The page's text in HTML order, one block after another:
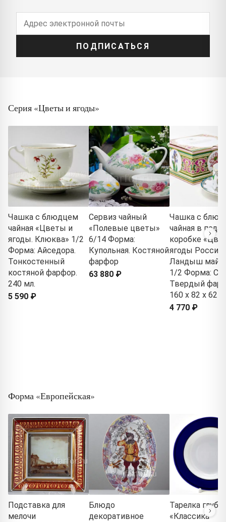
ПОДПИСАТЬСЯ
Серия «Цветы и ягоды»
Чашка с блюдцем
чайная «Цветы и
ягоды. Клюква» 1/2
Форма: Айседора.
Тонкостенный
костяной фарфор.
240 мл.
5 590 ₽
Сервиз чайный
«Полевые цветы»
6/14 Форма:
Купольная. Костяной
фарфор
63 880 ₽
Чашка с
чайная в
коробке
ягоды России.
Ландыш
1/2 Форма:
Твердый
160 x 82 x 62
4 770 ₽
Форма «Европейская»
Подставка для
мелочи
Блюдо
декоративное
Тарелка
«Классика